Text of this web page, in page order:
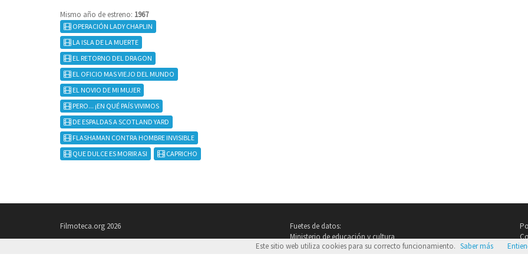
Mismo año de estreno: 1967
OPERACIÓN LADY CHAPLIN
LA ISLA DE LA MUERTE
EL RETORNO DEL DRAGON
EL OFICIO MAS VIEJO DEL MUNDO
EL NOVIO DE MI MUJER
PERO... ¡EN QUÉ PAÍS VIVIMOS
DE ESPALDAS A SCOTLAND YARD
FLASHAMAN CONTRA HOMBRE INVISIBLE
QUE DULCE ES MORIR ASI
CAPRICHO
Filmoteca.org 2026
Fuetes de datos:
Ministerio de educación y cultura
Imdb.com
Este sitio web utiliza cookies para su correcto funcionamiento. Saber más